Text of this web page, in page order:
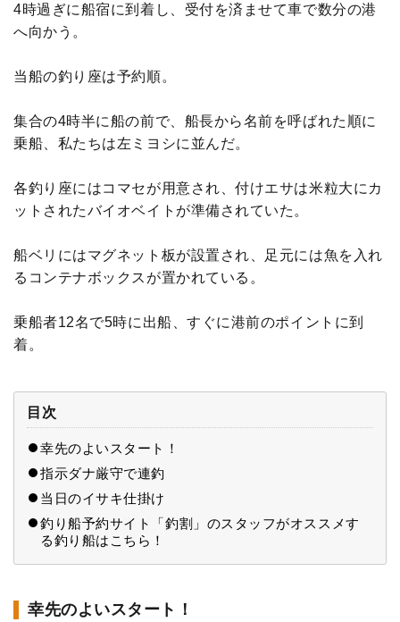
4時過ぎに船宿に到着し、受付を済ませて車で数分の港
へ向かう。
当船の釣り座は予約順。
集合の4時半に船の前で、船長から名前を呼ばれた順に
乗船、私たちは左ミヨシに並んだ。
各釣り座にはコマセが用意され、付けエサは米粒大にカ
ットされたバイオベイトが準備されていた。
船ベリにはマグネット板が設置され、足元には魚を入れ
るコンテナボックスが置かれている。
乗船者12名で5時に出船、すぐに港前のポイントに到
着。
目次
幸先のよいスタート！
指示ダナ厳守で連釣
当日のイサキ仕掛け
釣り船予約サイト「釣割」のスタッフがオススメす
る釣り船はこちら！
幸先のよいスタート！